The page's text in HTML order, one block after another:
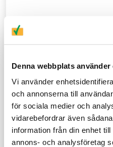
Denna webbplats använder
Vi använder
och annonserna till
för sociala medier och
vidarebefordrar även
information från din enhet
annons- och analysföretag